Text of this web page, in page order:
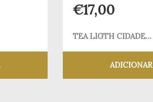
€17,00
TEA LIGTH CIDADE...
ADICIONAR